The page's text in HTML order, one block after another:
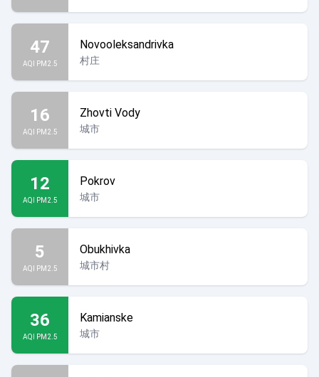
47
AQI PM2.5
Novooleksandrivka
村庄
16
AQI PM2.5
Zhovti Vody
城市
12
AQI PM2.5
Pokrov
城市
5
AQI PM2.5
Obukhivka
城市村
36
AQI PM2.5
Kamianske
城市